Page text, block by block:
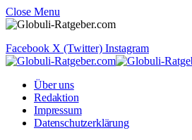
Close Menu
Facebook X (Twitter) Instagram
Über uns
Redaktion
Impressum
Datenschutzerklärung